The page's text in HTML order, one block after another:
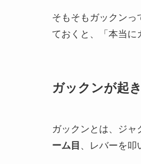
そもそもガックンっ
ておくと、「本当に
ガックンが起
ガックンとは、ジャ
ーム目
、レバーを